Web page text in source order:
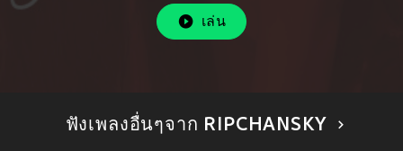
เล่น
ฟังเพลงอื่นๆจาก RIPCHANSKY